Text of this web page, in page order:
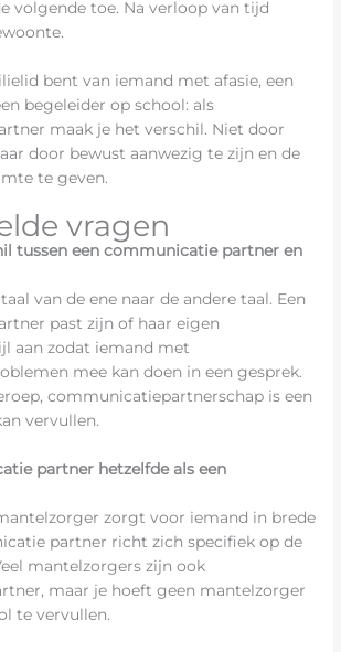
volgende toe. Na verloop van tijd
bent van iemand met afasie, een
begeleider op school: als
maak je het verschil. Niet door
door bewust aanwezig te zijn en de
te geven.
vragen
tussen een communicatie partner en
van de ene naar de andere taal. Een
past zijn of haar eigen
aan zodat iemand met
mee kan doen in een gesprek.
communicatiepartnerschap is een
vervullen.
partner hetzelfde als een
zorgt voor iemand in brede
partner richt zich specifiek op de
mantelzorgers zijn ook
maar je hoeft geen mantelzorger
te vervullen.